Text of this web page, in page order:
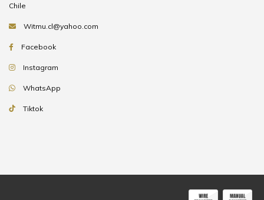
Chile
Witmu.cl@yahoo.com
Facebook
Instagram
WhatsApp
Tiktok